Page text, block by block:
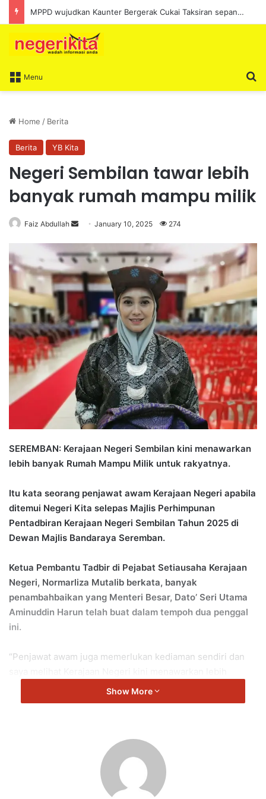
MPPD wujudkan Kaunter Bergerak Cukai Taksiran sepanjang Ogos
Menu
Home / Berita
Berita YB Kita
Negeri Sembilan tawar lebih
banyak rumah mampu milik
Faiz Abdullah
n
a
n
e
m
a
i
l
January 10, 2025 274
SEREMBAN: Kerajaan Negeri Sembilan kini menawarkan
lebih banyak Rumah Mampu Milik untuk rakyatnya.
Itu kata seorang penjawat awam Kerajaan Negeri apabila
ditemui Negeri Kita selepas Majlis Perhimpunan
Pentadbiran Kerajaan Negeri Sembilan Tahun 2025 di
Dewan Majlis Bandaraya Seremban.
Ketua Pembantu Tadbir di Pejabat Setiausaha Kerajaan
Negeri, Normarliza Mutalib berkata, banyak
penambahbaikan yang Menteri Besar, Dato’ Seri Utama
Aminuddin Harun telah buat dalam tempoh dua penggal
ini.
“Penjawat awam juga memerlukan kediaman sendiri dan
banyak Rumah Mampu Milik.
“Semua orang mengambil peluang ini untuk memiliki
rumah sendiri,” kata Normaliza.
Show More